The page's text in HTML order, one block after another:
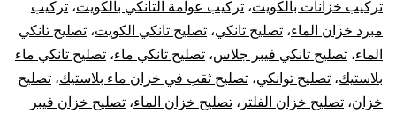
تركيب خزانات بالكويت، تركيب عوامة التانكي بالكويت، تركيب
مبرد خزان الماء، تصليح تانكي، تصليح تانكي الكويت، تصليح تانكي
الماء، تصليح تانكي فيبر جلاس، تصليح تانكي ماء، تصليح تانكي ماء
بلاستيك، تصليح توانكي، تصليح ثقب في خزان ماء بلاستيك، تصليح
خزان، تصليح خزان الفلتر ، تصليح خزان الماء، تصليح خزان فيبر